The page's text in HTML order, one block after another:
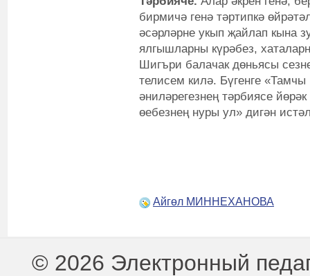
бирмичә генә тәртипкә
әсәрләрне укып җайлап кына
ялгышларны күрәбез,
Шигъри балачак дөньясы
телисем килә. Бүгенге
әниләрегезнең тәрбиясе
өебезнең нуры ул» дигән
Айгөл МИННЕХАНОВА
© 2026 Электронный